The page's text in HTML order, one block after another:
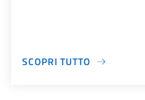
SCOPRI TUTTO